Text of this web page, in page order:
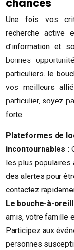
chances
Une fois vos
recherche active
d’information et
bonnes
particuliers, le
vos meilleurs
particulier, soyez
forte.
Plateformes de
incontournables :
les plus populaires
des alertes pour
contactez
Le bouche-à-
amis, votre famille
Participez aux
personnes